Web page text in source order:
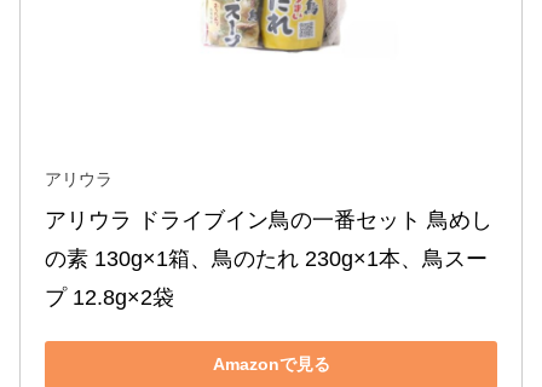
アリウラ
アリウラ ドライブイン鳥の一番セット 鳥めし
の素 130g×1箱、鳥のたれ 230g×1本、鳥スー
プ 12.8g×2袋
Amazonで見る